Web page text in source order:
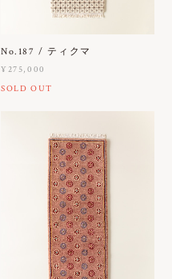
No.187 / ティクマ
¥275,000
SOLD OUT